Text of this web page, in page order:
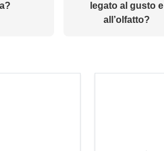
legato al gusto e
all’olfatto?